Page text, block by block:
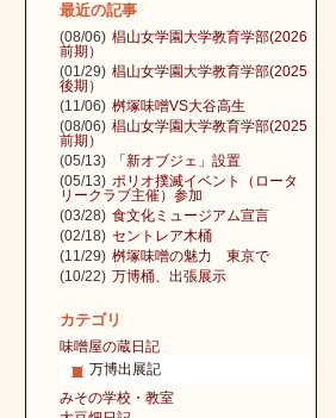
最近の記事
(08/06) 椙山女学園大学教育学部(2026
前期）
(01/29) 椙山女学園大学教育学部(2025
後期）
(11/06) 桝塚味噌VS大谷高生
(08/06) 椙山女学園大学教育学部(2025
前期）
(05/13)
「新オブジェ」設置
(05/13) ポリオ撲滅イベント（ロータ
リークラブ主催）参加
(03/28) 食文化ミュージアム宣言
(02/18) セントレア木桶
(11/29) 桝塚味噌の魅力 東京で
(10/22) 万博桶、出張展示
カテゴリ
味噌屋の蔵日記
万博出展記
みその学校・教室